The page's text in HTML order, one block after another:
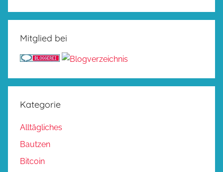
Mitglied bei
Kategorie
Alltägliches
Bautzen
Bitcoin